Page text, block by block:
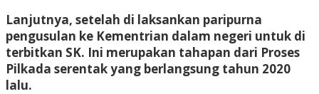
Lanjutnya, setelah di laksankan paripurna
pengusulan ke Kementrian dalam negeri untuk di
terbitkan SK. Ini merupakan tahapan dari Proses
Pilkada serentak yang berlangsung tahun 2020
lalu.